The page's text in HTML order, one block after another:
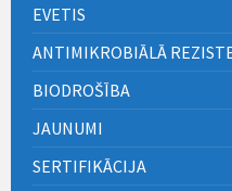
EVETIS
ANTIMIKROBIĀLĀ
BIODROŠĪBA
JAUNUMI
SERTIFIKĀCIJA